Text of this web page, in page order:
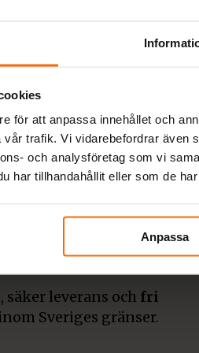
för att anpassa innehållet och
trafik. Vi vidarebefordrar även
och analysföretag som vi
har tillhandahållit eller som de
Anpassa
av
och klassiska
etablerade
bästa priser. Även
fri frakt.
vare er kunder
och smalspisar för
leverans och fri
Sveriges gränser.